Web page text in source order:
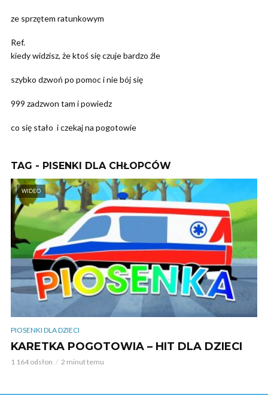
ze sprzętem ratunkowym
Ref.
kiedy widzisz, że ktoś się czuje bardzo źle
szybko dzwoń po pomoc i nie bój się
999 zadzwon tam i powiedz
co się stało i czekaj na pogotowie
TAG - PISENKI DLA CHŁOPCÓW
WIDEO
PIOSENKI DLA DZIECI
KARETKA POGOTOWIA – HIT DLA DZIECI
1 164 odsłon 2 minut temu